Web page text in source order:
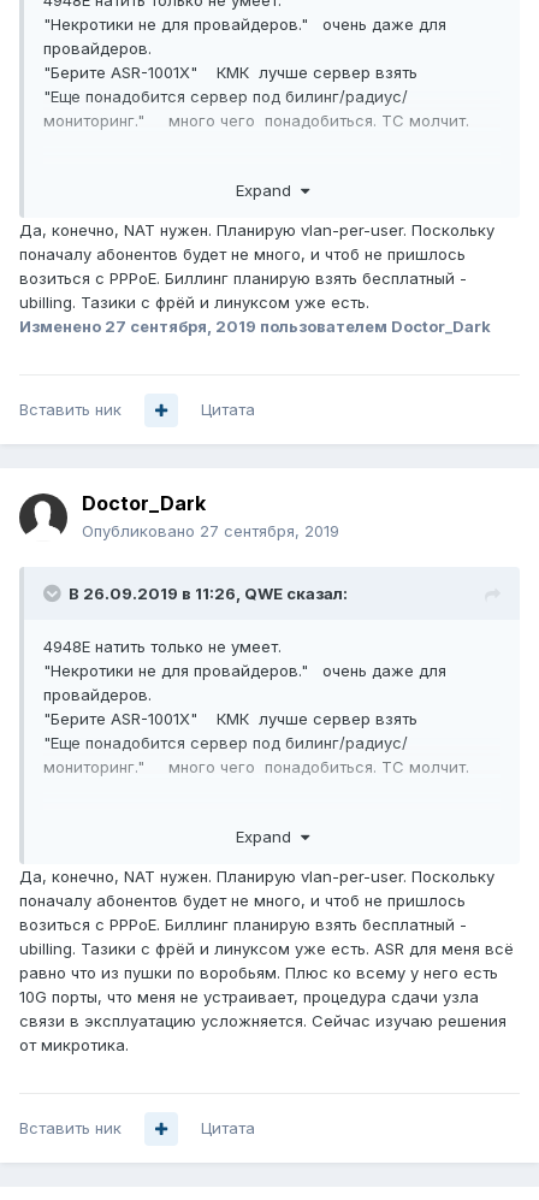
"Некротики не для провайдеров." очень даже для
провайдеров.
"Берите ASR-1001X" КМК лучше сервер взять
"Еще понадобится сервер под билинг/радиус/
мониторинг." много чего понадобиться. ТС молчит.
Expand
Да, конечно, NAT нужен. Планирую vlan-per-user. Поскольку
поначалу абонентов будет не много, и чтоб не пришлось
возиться с PPPoE. Биллинг планирую взять бесплатный -
ubilling. Тазики с фрёй и линуксом уже есть.
Изменено 27 сентября, 2019 пользователем Doctor_Dark
Вставить ник Цитата
Doctor_Dark
Опубликовано 27 сентября, 2019
В 26.09.2019 в 11:26, QWE сказал:
4948E натить только не умеет.
"Некротики не для провайдеров." очень даже для
провайдеров.
"Берите ASR-1001X" КМК лучше сервер взять
"Еще понадобится сервер под билинг/радиус/
мониторинг." много чего понадобиться. ТС молчит.
Expand
Да, конечно, NAT нужен. Планирую vlan-per-user. Поскольку
поначалу абонентов будет не много, и чтоб не пришлось
возиться с PPPoE. Биллинг планирую взять бесплатный -
ubilling. Тазики с фрёй и линуксом уже есть. ASR для меня всё
равно что из пушки по воробьям. Плюс ко всему у него есть
10G порты, что меня не устраивает, процедура сдачи узла
связи в эксплуатацию усложняется. Сейчас изучаю решения
от микротика.
Вставить ник Цитата